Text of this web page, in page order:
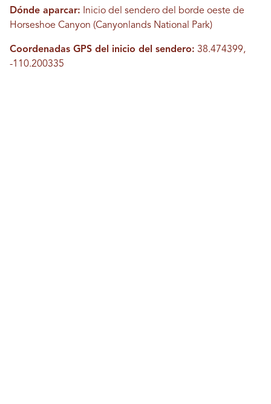
Dónde aparcar: Inicio del sendero del borde oeste de
Horseshoe Canyon (Canyonlands National Park)
Coordenadas GPS del inicio del sendero: 38.474399,
-110.200335